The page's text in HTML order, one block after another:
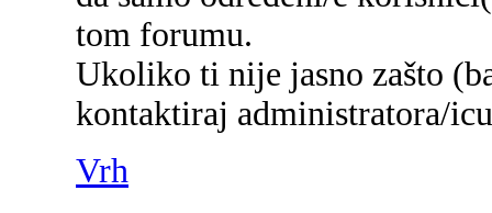
tom forumu.
Ukoliko ti nije jasno zašto
kontaktiraj administratora/
Vrh